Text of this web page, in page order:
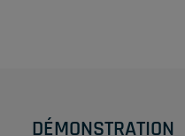
DÉMONSTRATION